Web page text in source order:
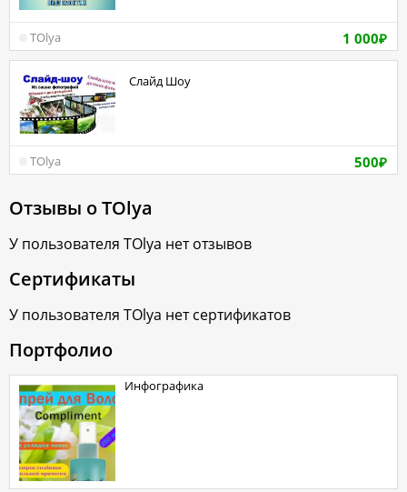
1 000₽
TOlya
Слайд Шоу
500₽
TOlya
Отзывы оTOlya
У пользователя TOlya нет отзывов
Сертификаты
У пользователя TOlya нет сертификатов
Портфолио
Инфографика